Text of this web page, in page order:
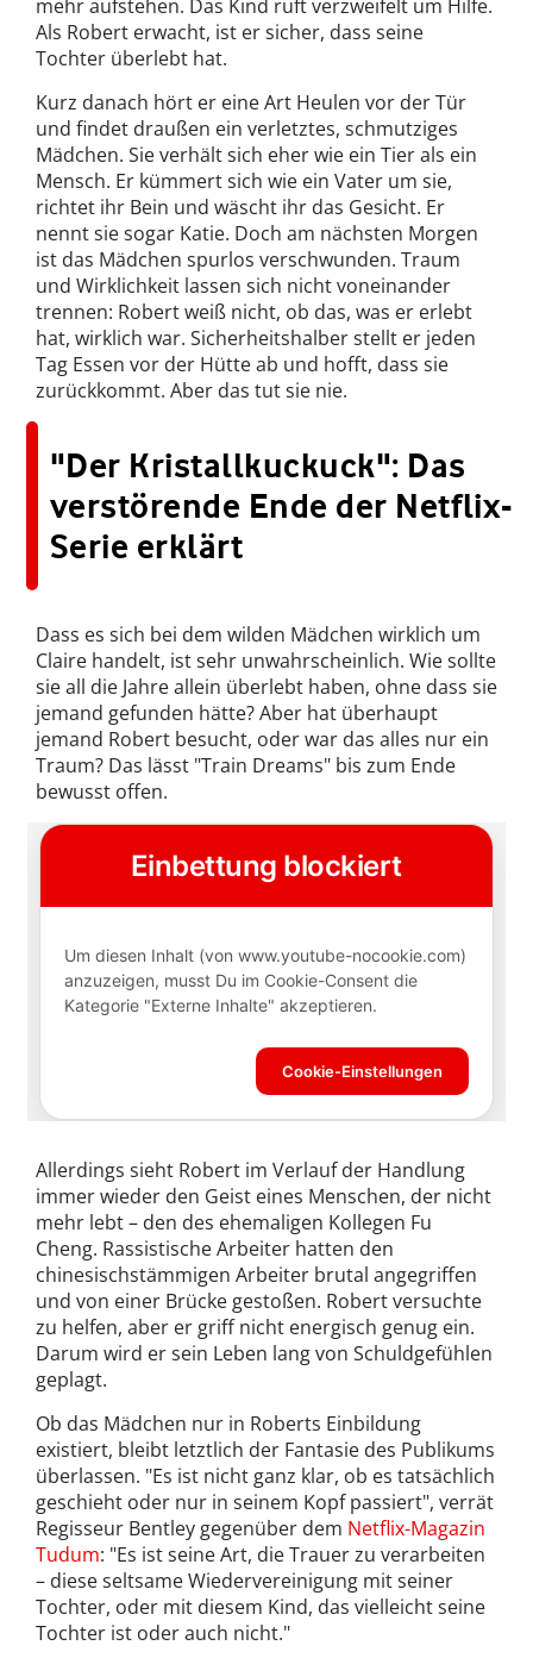
mehr aufstehen. Das Kind ruft verzweifelt um Hilfe.
Als Robert erwacht, ist er sicher, dass seine
Tochter überlebt hat.
Kurz danach hört er eine Art Heulen vor der Tür
und findet draußen ein verletztes, schmutziges
Mädchen. Sie verhält sich eher wie ein Tier als ein
Mensch. Er kümmert sich wie ein Vater um sie,
richtet ihr Bein und wäscht ihr das Gesicht. Er
nennt sie sogar Katie. Doch am nächsten Morgen
ist das Mädchen spurlos verschwunden. Traum
und Wirklichkeit lassen sich nicht voneinander
trennen: Robert weiß nicht, ob das, was er erlebt
hat, wirklich war. Sicherheitshalber stellt er jeden
Tag Essen vor der Hütte ab und hofft, dass sie
zurückkommt. Aber das tut sie nie.
"Der Kristallkuckuck": Das
verstörende Ende der Netflix-
Serie erklärt
Dass es sich bei dem wilden Mädchen wirklich um
Claire handelt, ist sehr unwahrscheinlich. Wie sollte
sie all die Jahre allein überlebt haben, ohne dass sie
jemand gefunden hätte? Aber hat überhaupt
jemand Robert besucht, oder war das alles nur ein
Traum? Das lässt "Train Dreams" bis zum Ende
bewusst offen.
Allerdings sieht Robert im Verlauf der Handlung
immer wieder den Geist eines Menschen, der nicht
mehr lebt – den des ehemaligen Kollegen Fu
Cheng. Rassistische Arbeiter hatten den
chinesischstämmigen Arbeiter brutal angegriffen
und von einer Brücke gestoßen. Robert versuchte
zu helfen, aber er griff nicht energisch genug ein.
Darum wird er sein Leben lang von Schuldgefühlen
geplagt.
Ob das Mädchen nur in Roberts Einbildung
existiert, bleibt letztlich der Fantasie des Publikums
überlassen. "Es ist nicht ganz klar, ob es tatsächlich
geschieht oder nur in seinem Kopf passiert", verrät
Regisseur Bentley gegenüber dem Netflix-Magazin
Tudum: "Es ist seine Art, die Trauer zu verarbeiten
– diese seltsame Wiedervereinigung mit seiner
Tochter, oder mit diesem Kind, das vielleicht seine
Tochter ist oder auch nicht."